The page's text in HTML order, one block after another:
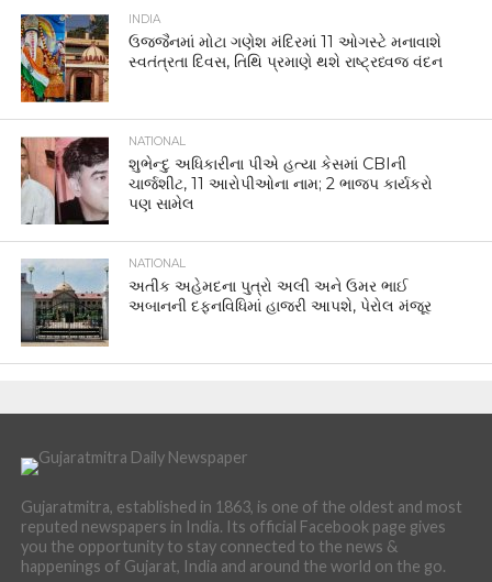
INDIA
ઉજ્જૈનમાં મોટા ગણેશ મંદિરમાં 11 ઓગસ્ટે મનાવાશે
સ્વતંત્રતા દિવસ, તિથિ પ્રમાણે થશે રાષ્ટ્રધ્વજ વંદન
NATIONAL
શુભેન્દુ અધિકારીના પીએ હત્યા કેસમાં CBIની
ચાર્જશીટ, 11 આરોપીઓના નામ; 2 ભાજપ કાર્યકરો
પણ સામેલ
NATIONAL
અતીક અહેમદના પુત્રો અલી અને ઉમર ભાઈ
અબાનની દફનવિધિમાં હાજરી આપશે, પેરોલ મંજૂર
Gujaratmitra, established in 1863, is one of the oldest and most
reputed newspapers in India. Its official Facebook page gives
you the opportunity to stay connected to the news &
happenings of Gujarat, India and around the world on the go.